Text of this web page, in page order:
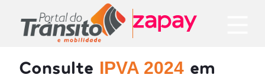
Consulte IPVA 2024 em